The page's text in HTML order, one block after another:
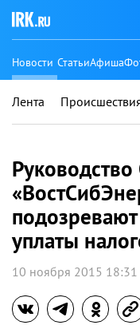
Новости СтатьиАфиша
Лента
уплаты
10 ноября 2015 18:31